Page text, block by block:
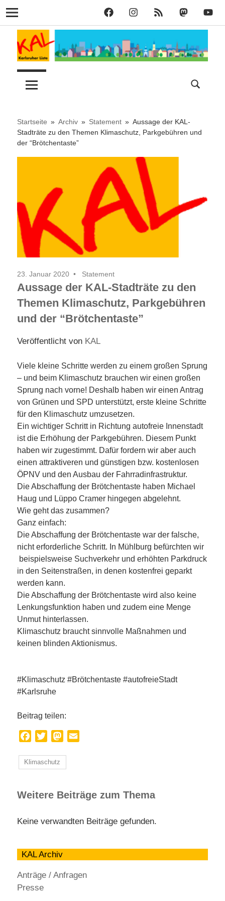
KAL
auf
Facebook
KAL
auf
Instagram
KAL
RSS
KAL
bei
KAL
auf
Navigation
Zum
Inhalt
springen
Karlsruher
–
KAL
Stadt
Startseite Archiv Statement
Aussage der KAL-
Stadträte zu den Themen Klimaschutz, Parkgebühren und
der “Brötchentaste”
23. Januar 2020 Statement
Aussage der KAL-Stadträte zu den
Themen Klimaschutz, Parkgebühren
und der “Brötchentaste”
Veröffentlicht von KAL
Viele kleine Schritte werden zu einem großen Sprung
– und beim Klimaschutz brauchen wir einen großen
Sprung nach vorne! Deshalb haben wir einen Antrag
von Grünen und SPD unterstützt, erste kleine Schritte
für den Klimaschutz umzusetzen.
Ein wichtiger Schritt in Richtung autofreie Innenstadt
ist die Erhöhung der Parkgebühren. Diesem Punkt
haben wir zugestimmt. Dafür fordern wir aber auch
einen attraktiveren und günstigen bzw. kostenlosen
ÖPNV und den Ausbau der Fahrradinfrastruktur.
Die Abschaffung der Brötchentaste haben Michael
Haug und Lüppo Cramer hingegen abgelehnt.
Wie geht das zusammen?
Ganz einfach:
Die Abschaffung der Brötchentaste war der falsche,
nicht erforderliche Schritt. In Mühlburg befürchten wir
beispielsweise Suchverkehr und erhöhten Parkdruck
in den Seitenstraßen, in denen kostenfrei geparkt
werden kann.
Die Abschaffung der Brötchentaste wird also keine
Lenkungsfunktion haben und zudem eine Menge
Unmut hinterlassen.
Klimaschutz braucht sinnvolle Maßnahmen und
keinen blinden Aktionismus.
#Klimaschutz #Brötchentaste #autofreieStadt
#Karlsruhe
Beitrag teilen:
Facebook
TwitterMastodon
Klimaschutz
Weitere Beiträge zum Thema
Keine verwandten Beiträge gefunden.
KAL Archiv
Anträge / Anfragen
Presse